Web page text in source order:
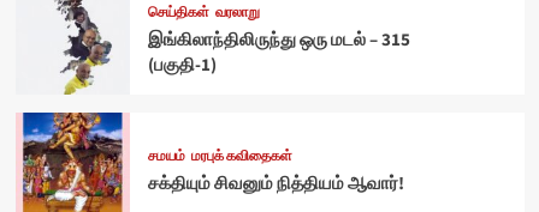
செய்திகள் வரலாறு
இங்கிலாந்திலிருந்து ஒரு மடல் – 315
(பகுதி-1)
சமயம் மரபுக் கவிதைகள்
சக்தியும் சிவனும் நித்தியம் ஆவார்!